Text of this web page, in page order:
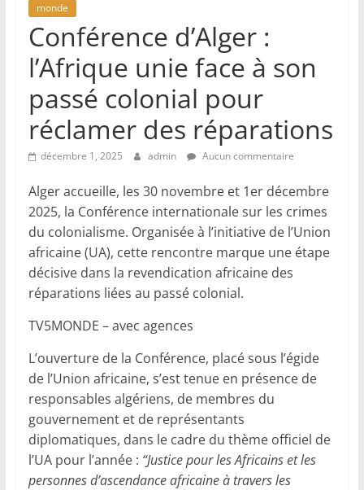
monde
Conférence d’Alger :
l’Afrique unie face à son
passé colonial pour
réclamer des réparations
décembre 1, 2025 admin Aucun commentaire
Alger accueille, les 30 novembre et 1er décembre
2025, la Conférence internationale sur les crimes
du colonialisme. Organisée à l’initiative de l’Union
africaine (UA), cette rencontre marque une étape
décisive dans la revendication africaine des
réparations liées au passé colonial.
TV5MONDE – avec agences
L’ouverture de la Conférence, placé sous l’égide
de l’Union africaine, s’est tenue en présence de
responsables algériens, de membres du
gouvernement et de représentants
diplomatiques, dans le cadre du thème officiel de
l’UA pour l’année : “Justice pour les Africains et les
personnes d’ascendance africaine à travers les